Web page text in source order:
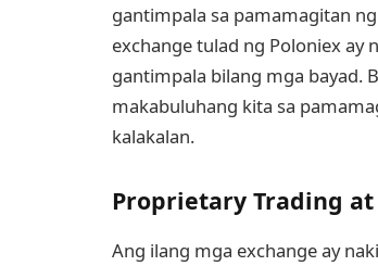
gantimpala sa pamamagitan
exchange tulad ng Poloniex ay
gantimpala bilang mga bayad.
makabuluhang kita sa
kalakalan.
Proprietary Trading
Ang ilang mga exchange ay